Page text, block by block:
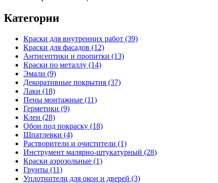
Категории
Краски для внутренних работ (39)
Краски для фасадов (12)
Антисептики и пропитки (13)
Краски по металлу (14)
Эмали (9)
Декоративные покрытия (37)
Лаки (18)
Пены монтажные (11)
Герметики (9)
Клеи (28)
Обои под покраску (18)
Шпатлевки (4)
Растворители и очистители (1)
Инструмент малярно-штукатурный (28)
Краски аэрозольные (1)
Грунты (11)
Уплотнители для окон и дверей (3)